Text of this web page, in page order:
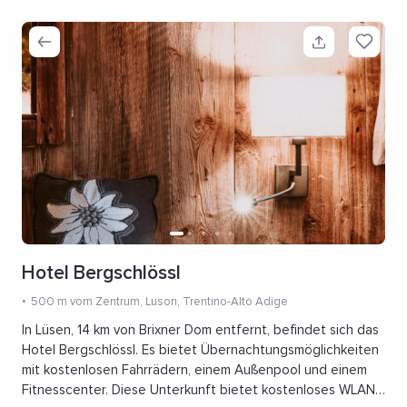
Hotel Bergschlössl
500 m vom Zentrum, Luson, Trentino-Alto Adige
In Lüsen, 14 km von Brixner Dom entfernt, befindet sich das
Hotel Bergschlössl. Es bietet Übernachtungsmöglichkeiten
mit kostenlosen Fahrrädern, einem Außenpool und einem
Fitnesscenter. Diese Unterkunft bietet kostenloses WLAN